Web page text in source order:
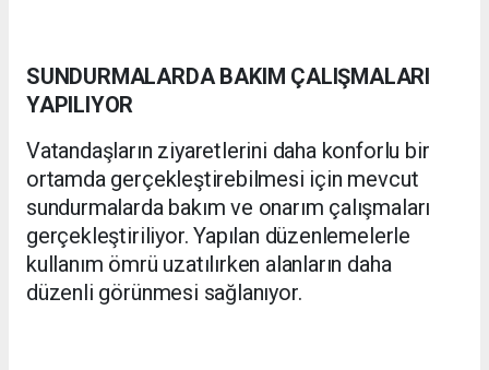
SUNDURMALARDA BAKIM ÇALIŞMALARI
YAPILIYOR
Vatandaşların ziyaretlerini daha konforlu bir
ortamda gerçekleştirebilmesi için mevcut
sundurmalarda bakım ve onarım çalışmaları
gerçekleştiriliyor. Yapılan düzenlemelerle
kullanım ömrü uzatılırken alanların daha
düzenli görünmesi sağlanıyor.